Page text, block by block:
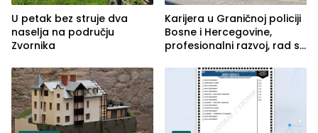
U petak bez struje dva
naselja na području
Zvornika
Karijera u Graničnoj policiji
Bosne i Hercegovine,
profesionalni razvoj, rad sa
služba građanima